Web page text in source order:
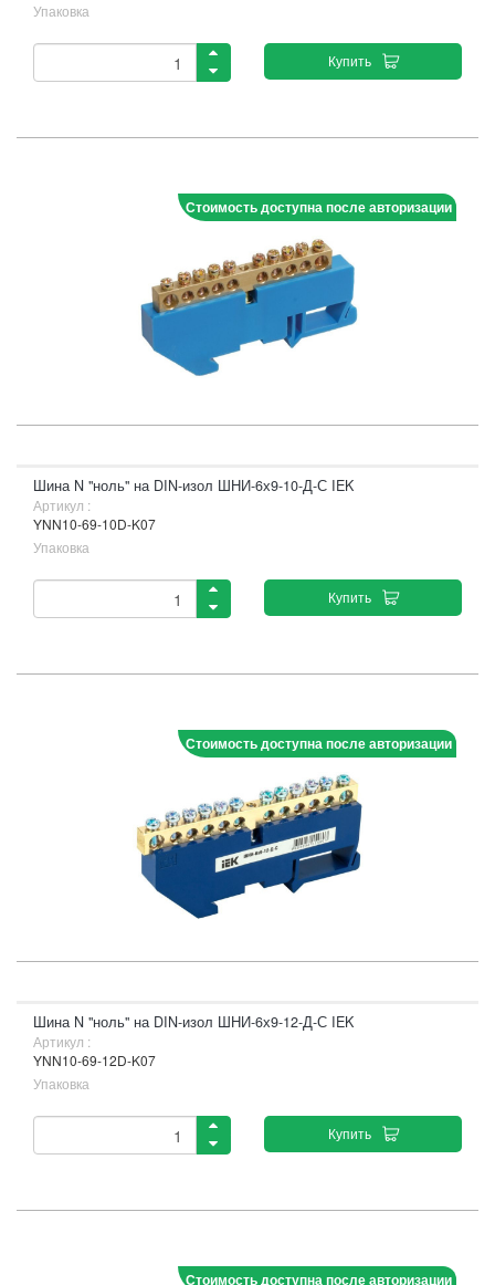
Упаковка
Купить
Стоимость доступна после авторизации
Шина N "ноль" на DIN-изол ШНИ-6х9-10-Д-С IEK
Артикул :
YNN10-69-10D-K07
Упаковка
Купить
Стоимость доступна после авторизации
Шина N "ноль" на DIN-изол ШНИ-6х9-12-Д-С IEK
Артикул :
YNN10-69-12D-K07
Упаковка
Купить
Стоимость доступна после авторизации